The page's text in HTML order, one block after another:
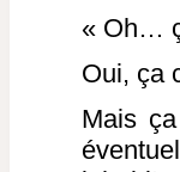
« Oh…
Oui, ça
Mais